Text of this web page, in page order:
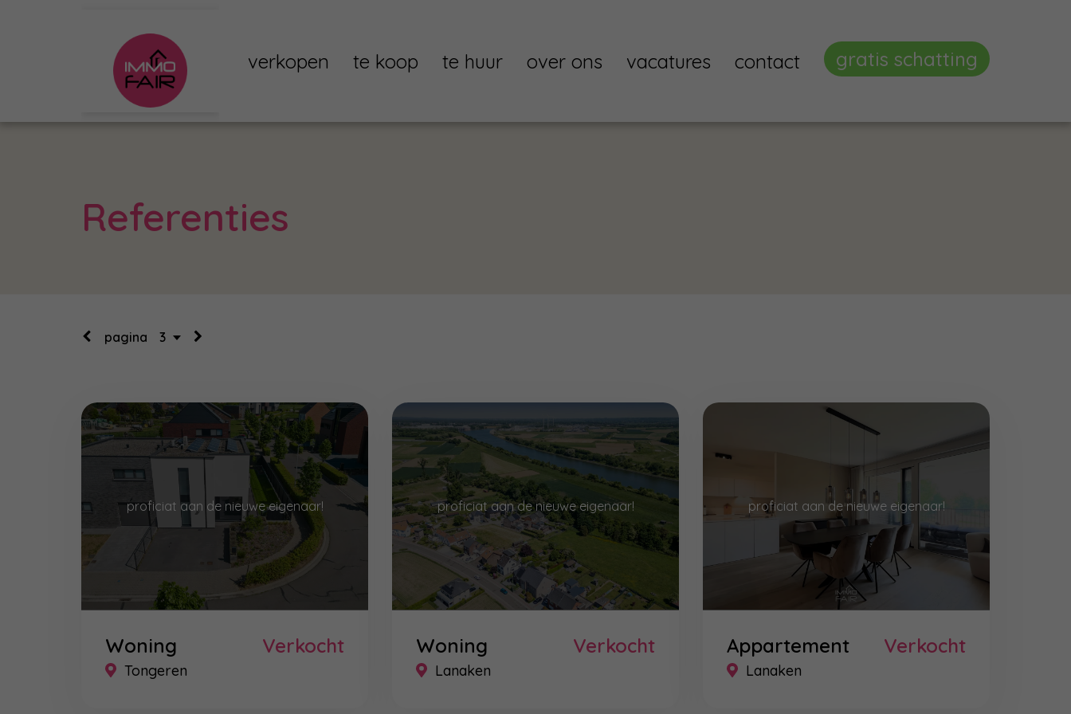
verkopen te koop te huur over ons vacatures contact gratis schatting
Referenties
pagina 3
proficiat aan de nieuwe eigenaar!
Verkocht
Tongeren
Woning
proficiat aan de nieuwe eigenaar!
Verkocht
Lanaken
Woning
proficiat aan de nieuwe eigenaar!
Verkocht
Lanaken
Appartement